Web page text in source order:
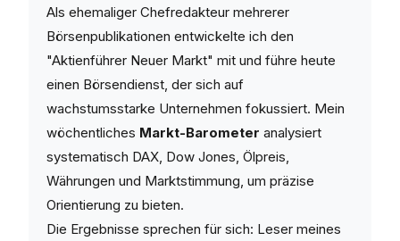
Als ehemaliger Chefredakteur mehrerer
Börsenpublikationen entwickelte ich den
"Aktienführer Neuer Markt" mit und führe heute
einen Börsendienst, der sich auf
wachstumsstarke Unternehmen fokussiert. Mein
wöchentliches Markt-Barometer analysiert
systematisch DAX, Dow Jones, Ölpreis,
Währungen und Marktstimmung, um präzise
Orientierung zu bieten.
Die Ergebnisse sprechen für sich: Leser meines